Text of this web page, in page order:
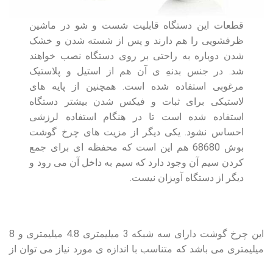
قطعات این دستگاه قابلیت شست و شو در ماشین
ظرفشویی را هم دارند و پس از شسته شدن و خشک
شدن دوباره به راحتی بر روی دستگاه نصب خواهند
شد. در جنس بدنهِ ی آن هم از استیل و پلاستیک
مرغوبی استفاده شده است. همچنین از پایه های
لاستیکی برای ثبات و فیکس شدن بیشتر دستگاه
استفاده شده است تا در هنگام استفاده لرزشی
احساس نشود. یکی دیگر از مزیت های چرخ گوشت
بوش 68680 هم این است که محفظه ای برای جمع
کردن سیم آن وجود دارد که سیم به داخل آن می رود و
دیگر از دستگاه آویزان نیست.
این چرخ گوشت دارای سه شبکه 3 میلیمتری 4.8 میلیمتری و 8
میلیمتری می باشد که متناسب با اندازه ی مورد نیاز می توان از